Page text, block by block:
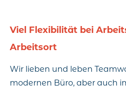
Viel Flexibilität bei
Arbeitsort
Wir lieben und leben
modernen Büro, aber auch